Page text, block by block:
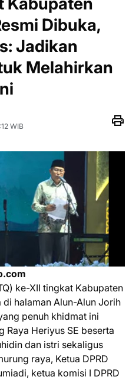
Dibuka,
Jadikan
Melahirkan
WIB
ke-XII tingkat Kabupaten
halaman Alun-Alun Jorih
penuh khidmat ini
Raya Heriyus SE beserta
dan istri sekaligus
raya, Ketua DPRD
ketua komisi I DPRD